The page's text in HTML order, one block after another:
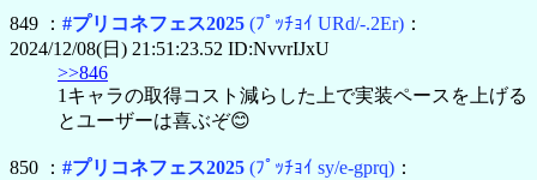
849 ： #プリコネフェス2025 (ﾌﾟｯﾁｮｲ URd/-.2Er) ：
2024/12/08(日) 21:51:23.52 ID:NvvrIJxU
>>846
1キャラの取得コスト減らした上で実装ペースを上げる
とユーザーは喜ぶぞ😊
850 ： #プリコネフェス2025 (ﾌﾟｯﾁｮｲ sy/e-gprq) ：